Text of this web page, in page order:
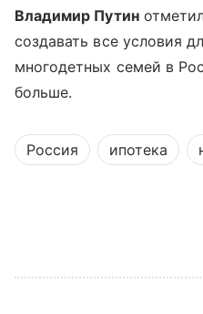
Владимир Путин
создавать все условия
многодетных семей в
больше.
Россия ипотека